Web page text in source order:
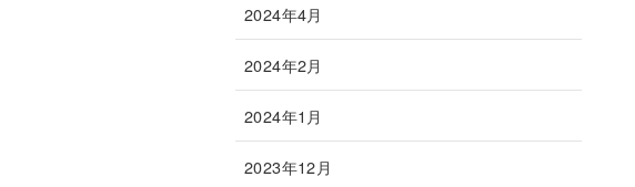
2024年4月
2024年2月
2024年1月
2023年12月